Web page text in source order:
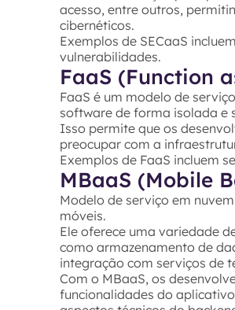
acesso, entre outros,
cibernéticos.
Exemplos de SECaaS
vulnerabilidades.
FaaS (Function
FaaS é um modelo de
software de forma isolada e
Isso permite que os
preocupar com a
Exemplos de FaaS incluem
MBaaS (Mobile
Modelo de serviço em
móveis.
Ele oferece uma variedade
como armazenamento de
integração com serviços de
Com o MBaaS, os
funcionalidades do